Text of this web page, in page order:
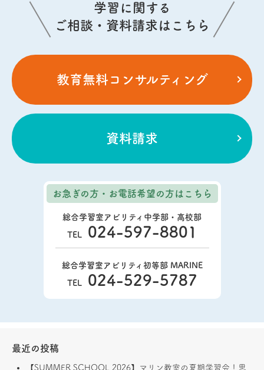
学習に関する
ご相談・資料請求はこちら
教育無料コンサルティング
資料請求
お急ぎの方・お電話希望の方はこちら
総合学習室アビリティ中学部・高校部
TEL 024-597-8801
総合学習室アビリティ初等部 MARINE
TEL 024-529-5787
最近の投稿
【SUMMER SCHOOL 2026】マリン教室の夏期学習会！思